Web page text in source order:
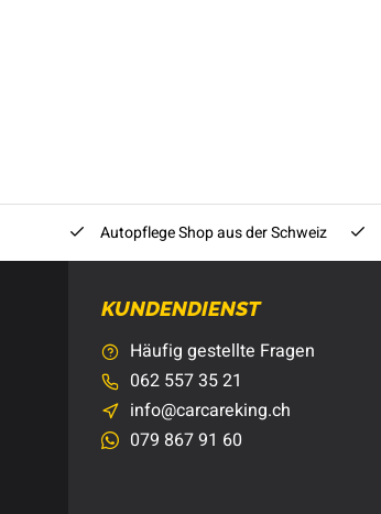
Autopflege Shop aus der Schweiz
KUNDENDIENST
Häufig gestellte Fragen
062 557 35 21
info@carcareking.ch
079 867 91 60